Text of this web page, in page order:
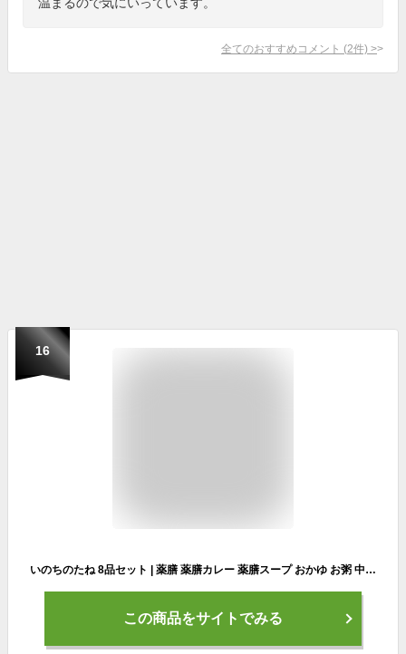
全てのおすすめコメント (2件) >
16
いのちのたね 8品セット | 薬膳 薬膳カレー 薬膳スープ おかゆ お粥 中華粥 健康 医食同源 漢方 レトルト カレー スープ 温活 腸活 ギフト プレゼント Po10 伊勢醤油本舗 ★目玉
この商品をサイトでみる